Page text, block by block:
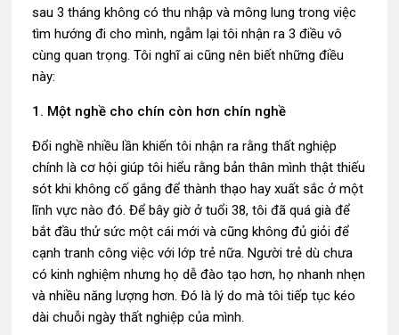
sau 3 tháng không có thu nhập và mông lung trong việc
tìm hướng đi cho mình, ngẫm lại tôi nhận ra 3 điều vô
cùng quan trọng. Tôi nghĩ ai cũng nên biết những điều
này:
1. Một nghề cho chín còn hơn chín nghề
Đổi nghề nhiều lần khiến tôi nhận ra rằng thất nghiệp
chính là cơ hội giúp tôi hiểu rằng bản thân mình thật thiếu
sót khi không cố gắng để thành thạo hay xuất sắc ở một
lĩnh vực nào đó. Để bây giờ ở tuổi 38, tôi đã quá già để
bắt đầu thử sức một cái mới và cũng không đủ giỏi để
cạnh tranh công việc với lớp trẻ nữa. Người trẻ dù chưa
có kinh nghiệm nhưng họ dễ đào tạo hơn, họ nhanh nhẹn
và nhiều năng lượng hơn. Đó là lý do mà tôi tiếp tục kéo
dài chuỗi ngày thất nghiệp của mình.